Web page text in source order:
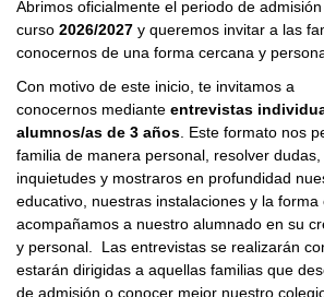
Abrimos oficialmente el periodo de
curso 2026/2027 y queremos invitar a las
conocernos de una forma cercana y
Con motivo de este inicio, te invitamos a
conocernos mediante entrevistas
alumnos/as de 3 años. Este formato nos
familia de manera personal, resolver
inquietudes y mostraros en profundidad
educativo, nuestras instalaciones y la forma
acompañamos a nuestro alumnado en su
y personal. Las entrevistas se realizarán
estarán dirigidas a aquellas familias que
de admisión o conocer mejor nuestro